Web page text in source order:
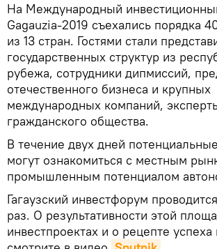
На Международный
Gagauzia-2019 съехались порядка
из 13 стран. Гостями стали
государственных структур из
рубежа, сотрудники дипмиссий,
отечественного бизнеса и крупных
международных компаний,
гражданского общества.
В течение двух дней
могут ознакомиться с местным
промышленным потенциалом
Гагаузский инвестфорум
раз. О результативности этой
инвестпроектах и о рецепте успеха